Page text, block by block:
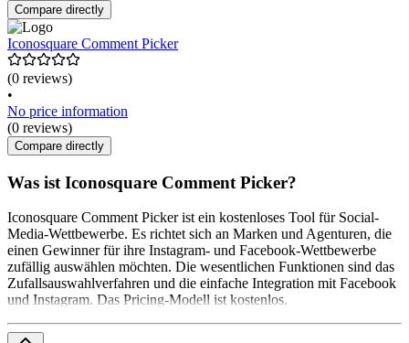
Compare directly
Iconosquare Comment Picker
(0 reviews)
•
No price information
(0 reviews)
Compare directly
Was ist Iconosquare Comment Picker?
Iconosquare Comment Picker ist ein kostenloses Tool für Social-
Media-Wettbewerbe. Es richtet sich an Marken und Agenturen, die
einen Gewinner für ihre Instagram- und Facebook-Wettbewerbe
zufällig auswählen möchten. Die wesentlichen Funktionen sind das
Zufallsauswahlverfahren und die einfache Integration mit Facebook
und Instagram. Das Pricing-Modell ist kostenlos.